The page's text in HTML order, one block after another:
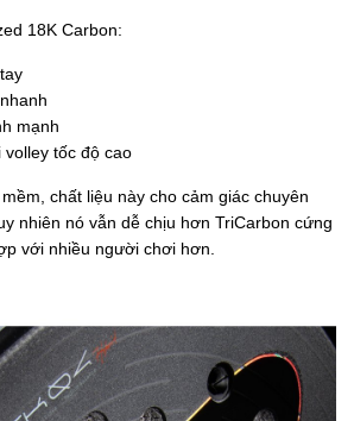
18K Carbon:
mạnh
tốc độ cao
chất liệu này cho cảm giác chuyên
nhiên nó vẫn dễ chịu hơn TriCarbon cứng
với nhiều người chơi hơn.